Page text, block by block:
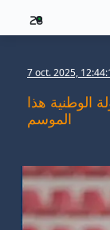
28
7 oct. 2025,
الوطنية هذا
الموسم